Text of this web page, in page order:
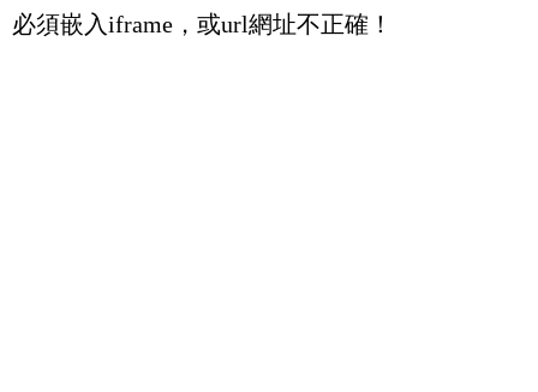
必須嵌入iframe，或url網址不正確！